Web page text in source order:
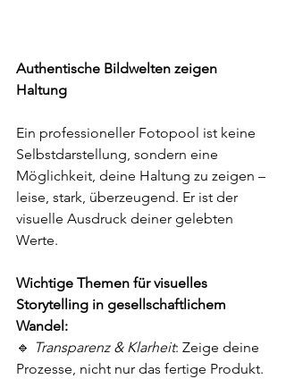
Authentische Bildwelten zeigen
Haltung
Ein professioneller Fotopool ist keine
Selbstdarstellung, sondern eine
Möglichkeit, deine Haltung zu zeigen –
leise, stark, überzeugend. Er ist der
visuelle Ausdruck deiner gelebten
Werte.
Wichtige Themen für visuelles
Storytelling in gesellschaftlichem
Wandel:
🔹 Transparenz & Klarheit: Zeige deine
Prozesse, nicht nur das fertige Produkt.